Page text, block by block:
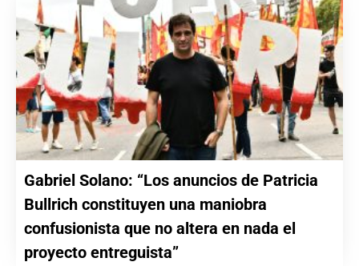
Gabriel Solano: “Los anuncios de Patricia
Bullrich constituyen una maniobra
confusionista que no altera en nada el
proyecto entreguista”